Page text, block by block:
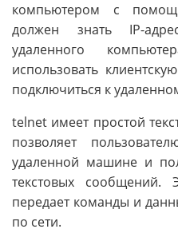
компьютером с
должен знать IP-
удаленного
использовать
подключиться к
telnet имеет простой
позволяет
удаленной машине и
текстовых сообщений.
передает команды и
по сети.